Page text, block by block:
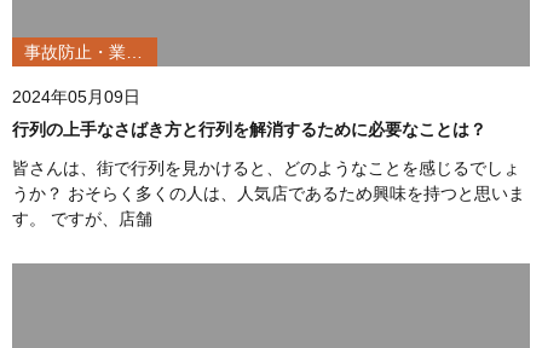
2024年05月09日
行列の上手なさばき方と行列を解消するために必要なことは？
皆さんは、街で行列を見かけると、どのようなことを感じるでしょ
うか？ おそらく多くの人は、人気店であるため興味を持つと思いま
す。 ですが、店舗